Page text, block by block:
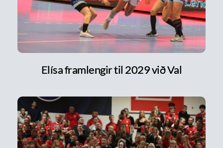
Elísa framlengir til 2029 við Val